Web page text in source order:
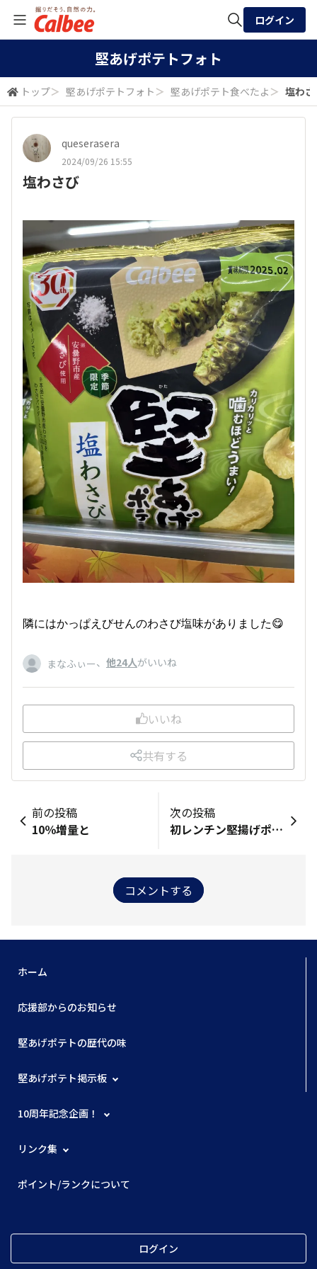
検索
ログイン
堅あげポテトフォト
トップ＞ 堅あげポテトフォト ＞ 堅あげポテト食べたよ ＞ 塩わ
queserasera
2024/09/26 15:55
塩わさび
隣にはかっぱえびせんのわさび塩味がありました😋
まなふぃー、 他24人がいいね
いいね
共有する
前の投稿
10％増量と
次の投稿
初レンチン堅揚げポテト
コメントする
ホーム
応援部からのお知らせ
堅あげポテトの歴代の味
堅あげポテト掲示板
10周年記念企画！
リンク集
ポイント/ランクについて
ログイン